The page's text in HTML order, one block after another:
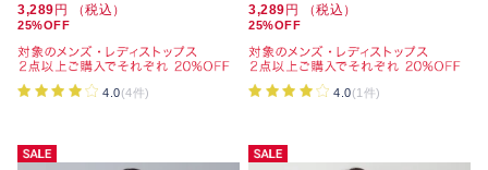
3,289円 （税込）
25%OFF
4.0(4件)
3,289円 （税込）
25%OFF
4.0(1件)